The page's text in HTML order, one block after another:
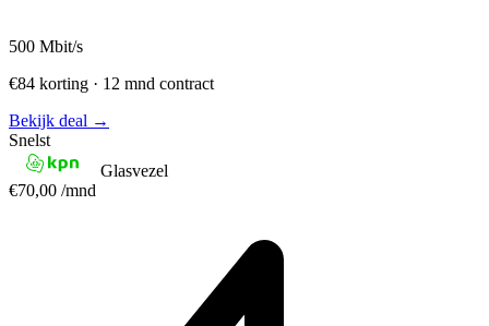
500 Mbit/s
€84 korting · 12 mnd contract
Bekijk deal →
Snelst
Glasvezel
€70,00 /mnd